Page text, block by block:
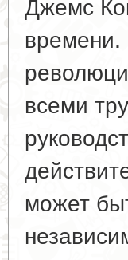
времени.
всеми
может